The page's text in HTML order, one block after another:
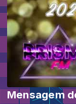
Mensagem